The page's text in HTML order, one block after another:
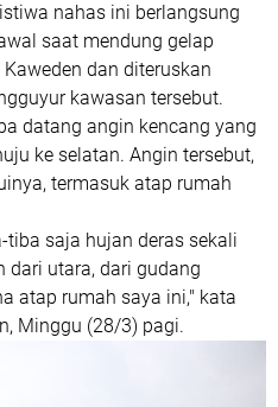
nahas ini berlangsung
saat mendung gelap
dan diteruskan
kawasan tersebut.
datang angin kencang yang
ke selatan. Angin tersebut,
termasuk atap rumah
tiba saja hujan deras sekali
dari utara, dari gudang
atap rumah saya ini," kata
Minggu (28/3) pagi.